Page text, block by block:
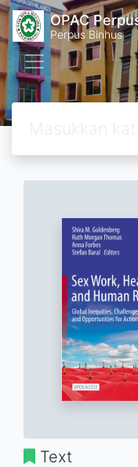
OPAC
Perpus Binhus
Text